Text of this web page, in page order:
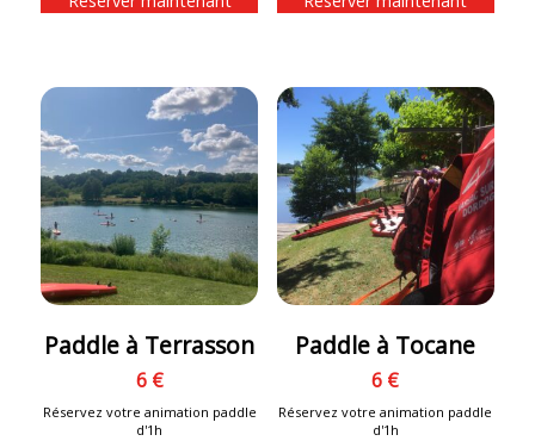
Paddle à Terrasson
6 €
Réservez votre animation paddle
d'1h
Paddle à Tocane
6 €
Réservez votre animation paddle
d'1h